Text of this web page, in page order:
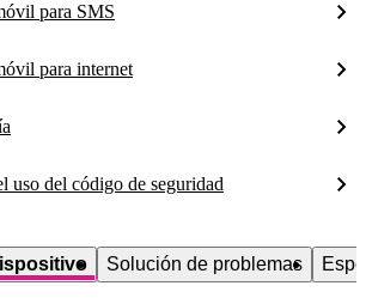
para SMS
para internet
uso del código de seguridad
Solución de problemas